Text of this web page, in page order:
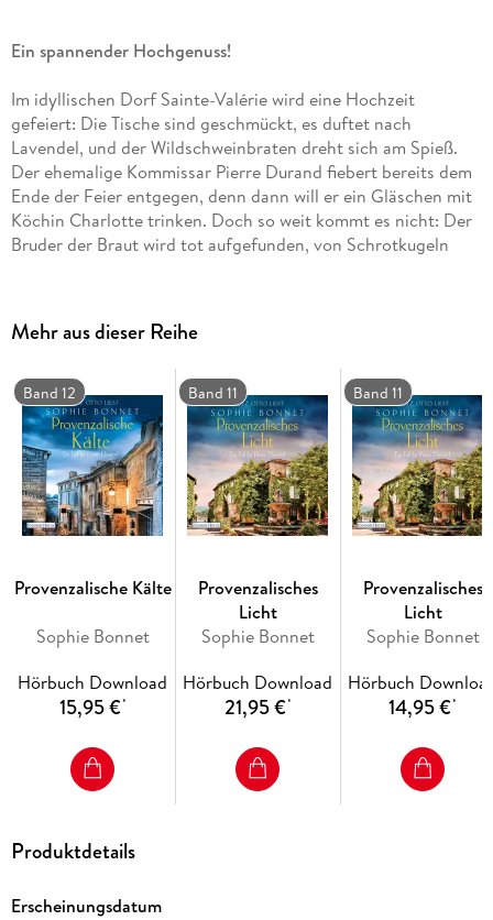
Ein spannender Hochgenuss!
Im idyllischen Dorf Sainte-Valérie wird eine Hochzeit
gefeiert: Die Tische sind geschmückt, es duftet nach
Lavendel, und der Wildschweinbraten dreht sich am Spieß.
Der ehemalige Kommissar Pierre Durand fiebert bereits dem
Ende der Feier entgegen, denn dann will er ein Gläschen mit
Köchin Charlotte trinken. Doch so weit kommt es nicht: Der
Bruder der Braut wird tot aufgefunden, von Schrotkugeln
und mitten ins Herz des Dorfes . . .
Mehr aus dieser Reihe
Band 12
Provenzalische Kälte
Sophie Bonnet
Hörbuch Download
15,95 €*
Band 11
Provenzalisches
Licht
Sophie Bonnet
Hörbuch Download
21,95 €*
Band 11
Provenzalisches
Licht
Sophie Bonnet
Hörbuch
14,95 €*
Produktdetails
Erscheinungsdatum